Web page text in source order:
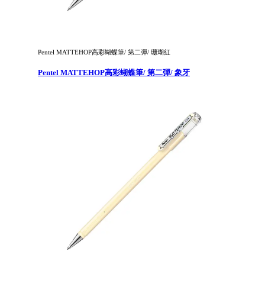
Pentel MATTEHOP高彩蝴蝶筆/ 第二彈/ 珊瑚紅
Pentel MATTEHOP高彩蝴蝶筆/ 第二彈/ 象牙